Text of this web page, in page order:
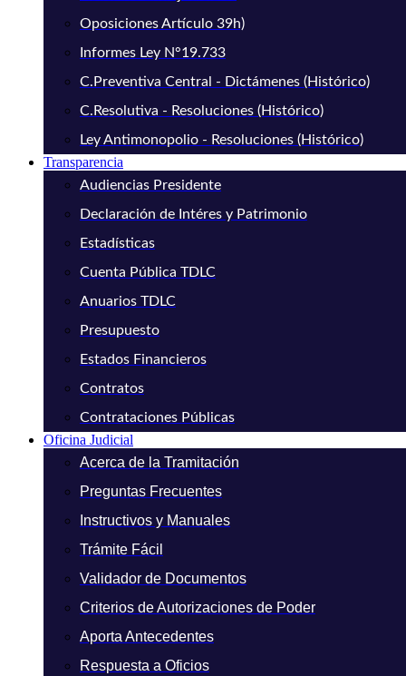
Oposiciones Artículo 39h)
Informes Ley N°19.733
C.Preventiva Central - Dictámenes (Histórico)
C.Resolutiva - Resoluciones (Histórico)
Ley Antimonopolio - Resoluciones (Histórico)
Transparencia
Audiencias Presidente
Declaración de Intéres y Patrimonio
Estadísticas
Cuenta Pública TDLC
Anuarios TDLC
Presupuesto
Estados Financieros
Contratos
Contrataciones Públicas
Oficina Judicial
Acerca de la Tramitación
Preguntas Frecuentes
Instructivos y Manuales
Trámite Fácil
Validador de Documentos
Criterios de Autorizaciones de Poder
Aporta Antecedentes
Respuesta a Oficios